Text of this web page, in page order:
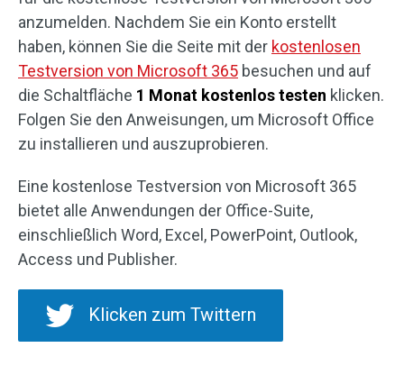
anzumelden. Nachdem Sie ein Konto erstellt
haben, können Sie die Seite mit der kostenlosen
Testversion von Microsoft 365 besuchen und auf
die Schaltfläche 1 Monat kostenlos testen klicken.
Folgen Sie den Anweisungen, um Microsoft Office
zu installieren und auszuprobieren.
Eine kostenlose Testversion von Microsoft 365
bietet alle Anwendungen der Office-Suite,
einschließlich Word, Excel, PowerPoint, Outlook,
Access und Publisher.
Klicken zum Twittern